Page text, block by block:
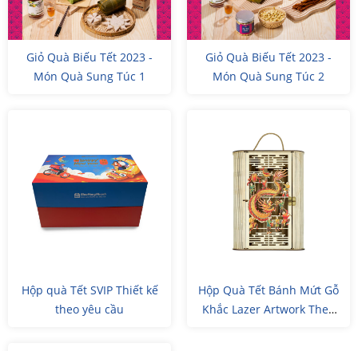
Giỏ Quà Biếu Tết 2023 -
Món Quà Sung Túc 1
Giỏ Quà Biếu Tết 2023 -
Món Quà Sung Túc 2
Hộp quà Tết SVIP Thiết kế
theo yêu cầu
Hộp Quà Tết Bánh Mứt Gỗ
Khắc Lazer Artwork Theo